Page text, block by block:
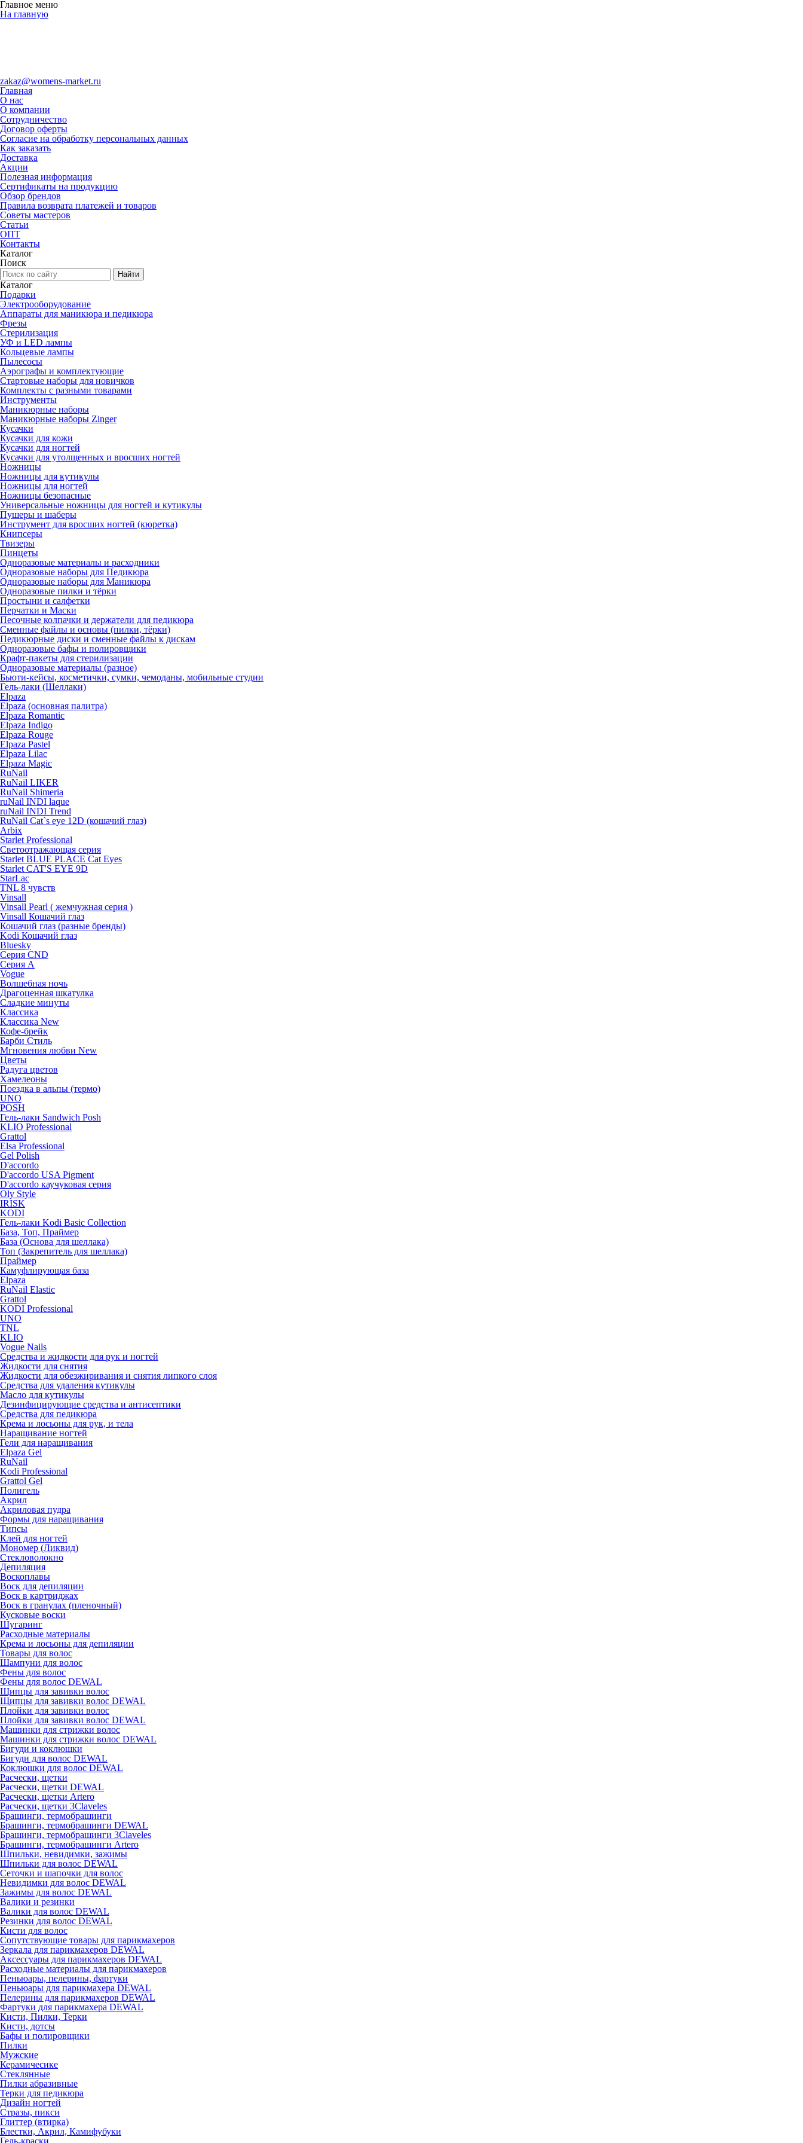
Главное меню
На главную
zakaz@womens-market.ru
Главная
О нас
О компании
Сотрудничество
Договор оферты
Согласие на обработку персональных данных
Как заказать
Доставка
Акции
Полезная информация
Сертификаты на продукцию
Обзор брендов
Правила возврата платежей и товаров
Советы мастеров
Статьи
ОПТ
Контакты
Каталог
Поиск
Каталог
Подарки
Электро­оборудование
Аппараты для маникюра и педикюра
Фрезы
Стерилизация
УФ и LED лампы
Кольцевые лампы
Пылесосы
Аэрографы и комплектующие
Стартовые наборы для новичков
Комплекты с разными товарами
Инструменты
Маникюрные наборы
Маникюрные наборы Zinger
Кусачки
Кусачки для кожи
Кусачки для ногтей
Кусачки для утолщенных и вросших ногтей
Ножницы
Ножницы для кутикулы
Ножницы для ногтей
Ножницы безопасные
Универсальные ножницы для ногтей и кутикулы
Пушеры и шаберы
Инструмент для вросших ногтей (кюретка)
Книпсеры
Твизеры
Пинцеты
Одноразовые материалы и расходники
Одноразовые наборы для Педикюра
Одноразовые наборы для Маникюра
Одноразовые пилки и тёрки
Простыни и салфетки
Перчатки и Маски
Песочные колпачки и держатели для педикюра
Cменные файлы и основы (пилки, тёрки)
Педикюрные диски и сменные файлы к дискам
Одноразовые бафы и полировщики
Крафт-пакеты для стерилизации
Одноразовые материалы (разное)
Бьюти-кейсы, косметички, сумки, чемоданы, мобильные студии
Гель-лаки (Шеллаки)
Elpaza
Elpaza (основная палитра)
Elpaza Romantic
Elpaza Indigo
Elpaza Rouge
Elpaza Pastel
Elpaza Lilac
Elpaza Magic
RuNail
RuNail LIKER
RuNail Shimeria
ruNail INDI laque
ruNail INDI Trend
RuNail Cat`s eye 12D (кошачий глаз)
Arbix
Starlet Professional
Светоотражающая серия
Starlet BLUE PLACE Cat Eyes
Starlet CAT'S EYE 9D
StarLac
TNL 8 чувств
Vinsall
Vinsall Pearl ( жемчужная серия )
Vinsall Кошачий глаз
Кошачий глаз (разные бренды)
Kodi Кошачий глаз
Bluesky
Серия CND
Серия А
Vogue
Волшебная ночь
Драгоценная шкатулка
Сладкие минуты
Классика
Классика New
Кофе-брейк
Барби Стиль
Мгновения любви New
Цветы
Радуга цветов
Хамелеоны
Поездка в альпы (термо)
UNO
POSH
Гель-лаки Sandwich Posh
KLIO Professional
Grattol
Elsa Professional
Gel Polish
D'accordo
D'accordo USA Pigment
D'accordo каучуковая серия
Oly Style
IRISK
KODI
Гель-лаки Kodi Basic Collection
База, Топ, Праймер
База (Основа для шеллака)
Топ (Закрепитель для шеллака)
Праймер
Камуфлирующая база
Elpaza
RuNail Elastic
Grattol
KODI Professional
UNO
TNL
KLIO
Vogue Nails
Средства и жидкости для рук и ногтей
Жидкости для снятия
Жидкости для обезжиривания и снятия липкого слоя
Средства для удаления кутикулы
Масло для кутикулы
Дезинфицирующие средства и антисептики
Средства для педикюра
Крема и лосьоны для рук, и тела
Наращивание ногтей
Гели для наращивания
Elpaza Gel
RuNail
Kodi Professional
Grattol Gel
Полигель
Акрил
Акриловая пудра
Формы для наращивания
Типсы
Клей для ногтей
Мономер (Ликвид)
Стекловолокно
Депиляция
Воскоплавы
Воск для депиляции
Воск в картриджах
Воск в гранулах (пленочный)
Кусковые воски
Шугаринг
Расходные материалы
Крема и лосьоны для депиляции
Товары для волос
Шампуни для волос
Фены для волос
Фены для волос DEWAL
Щипцы для завивки волос
Щипцы для завивки волос DEWAL
Плойки для завивки волос
Плойки для завивки волос DEWAL
Машинки для стрижки волос
Машинки для стрижки волос DEWAL
Бигуди и коклюшки
Бигуди для волос DEWAL
Коклюшки для волос DEWAL
Расчески, щетки
Расчески, щетки DEWAL
Расчески, щетки Artero
Расчески, щетки 3Claveles
Брашинги, термобрашинги
Брашинги, термобрашинги DEWAL
Брашинги, термобрашинги 3Claveles
Брашинги, термобрашинги Artero
Шпильки, невидимки, зажимы
Шпильки для волос DEWAL
Сеточки и шапочки для волос
Невидимки для волос DEWAL
Зажимы для волос DEWAL
Валики и резинки
Валики для волос DEWAL
Резинки для волос DEWAL
Кисти для волос
Сопутствующие товары для парикмахеров
Зеркала для парикмахеров DEWAL
Аксессуары для парикмахеров DEWAL
Расходные материалы для парикмахеров
Пеньюары, пелерины, фартуки
Пеньюары для парикмахера DEWAL
Пелерины для парикмахеров DEWAL
Фартуки для парикмахера DEWAL
Кисти, Пилки, Терки
Кисти, дотсы
Бафы и полировщики
Пилки
Мужские
Керамичесике
Стеклянные
Пилки абразивные
Терки для педикюра
Дизайн ногтей
Стразы, пикси
Глиттер (втирка)
Блестки, Акрил, Камифубуки
Гель-краски